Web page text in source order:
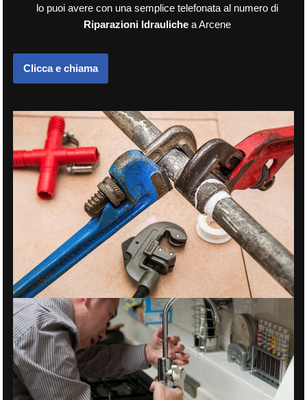
lo puoi avere con una semplice telefonata al numero di
Riparazioni Idraulichea Arcene
Clicca e chiama